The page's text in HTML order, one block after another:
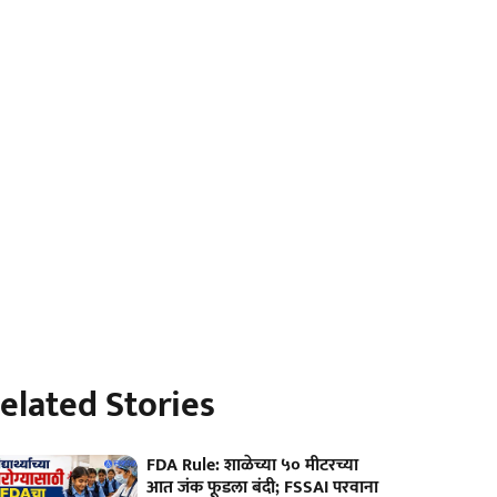
Stories
FDA Rule: शाळेच्या ५० मीटरच्या
आत जंक फूडला बंदी; FSSAI परवाना